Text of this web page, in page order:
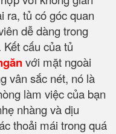
ra, tủ có góc quan
dễ dàng trong
cấu của tủ
với mặt ngoài
vân sắc nét, nó là
làm việc của bạn
nhàng và dịu
thoải mái trong quá